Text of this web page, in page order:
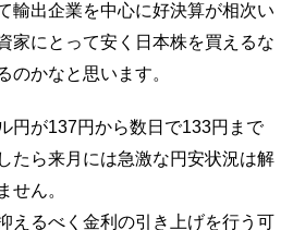
輸出企業を中心に好決算が相次い
家にとって安く日本株を買えるな
のかなと思います。
円が137円から数日で133円まで
たら来月には急激な円安状況は解
せん。
えるべく金利の引き上げを行う可